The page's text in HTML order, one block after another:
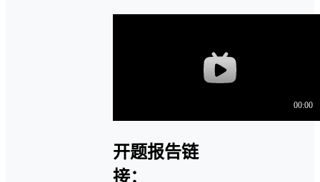
开题报告链
接：